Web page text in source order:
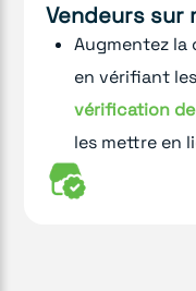
Vendeurs sur
Augmentez
en vérifiant
vérification
les mettre en